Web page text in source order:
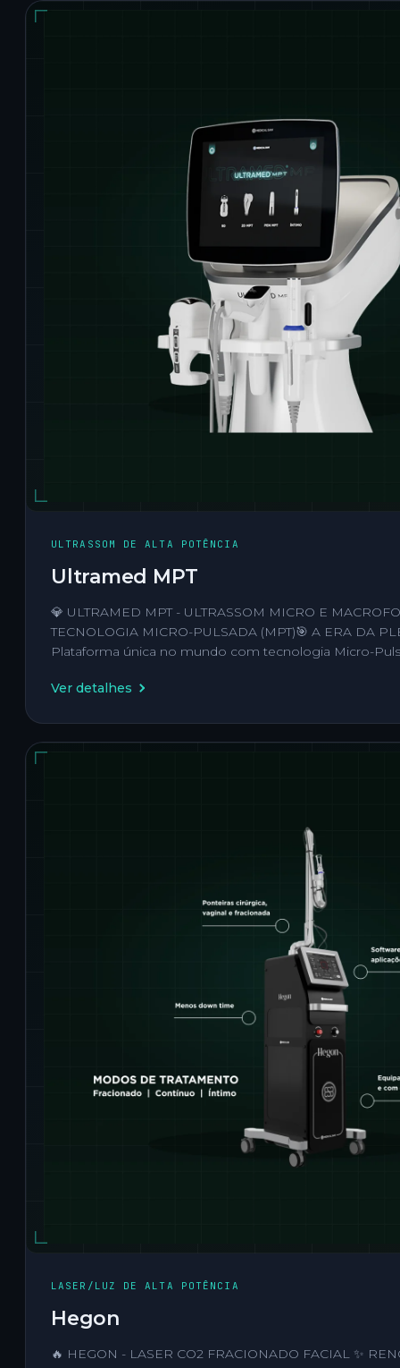
ULTRASSOM DE ALTA POTÊNCIA
Ultramed MPT
💎 ULTRAMED MPT - ULTRASSOM MICRO E
TECNOLOGIA MICRO-PULSADA (MPT)🎯 A ERA DA
Plataforma única no mundo com tecnologia Micro-
Ver detalhes
LASER/LUZ DE ALTA POTÊNCIA
Hegon
🔥 HEGON - LASER CO2 FRACIONADO FACIAL ✨